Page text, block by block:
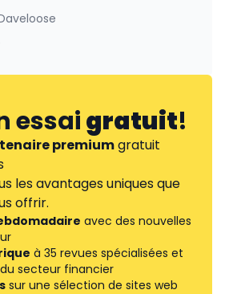
essaigratuit!
premiumgratuit
les avantages uniques que
offrir.
avec des nouvelles
à 35 revues spécialisées et
secteur financier
sur une sélection de sites web